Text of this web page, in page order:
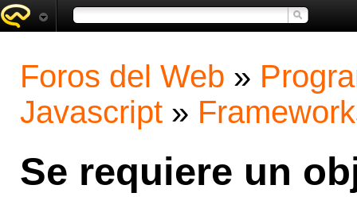
Foros del Web »
Javascript »
Se requiere un